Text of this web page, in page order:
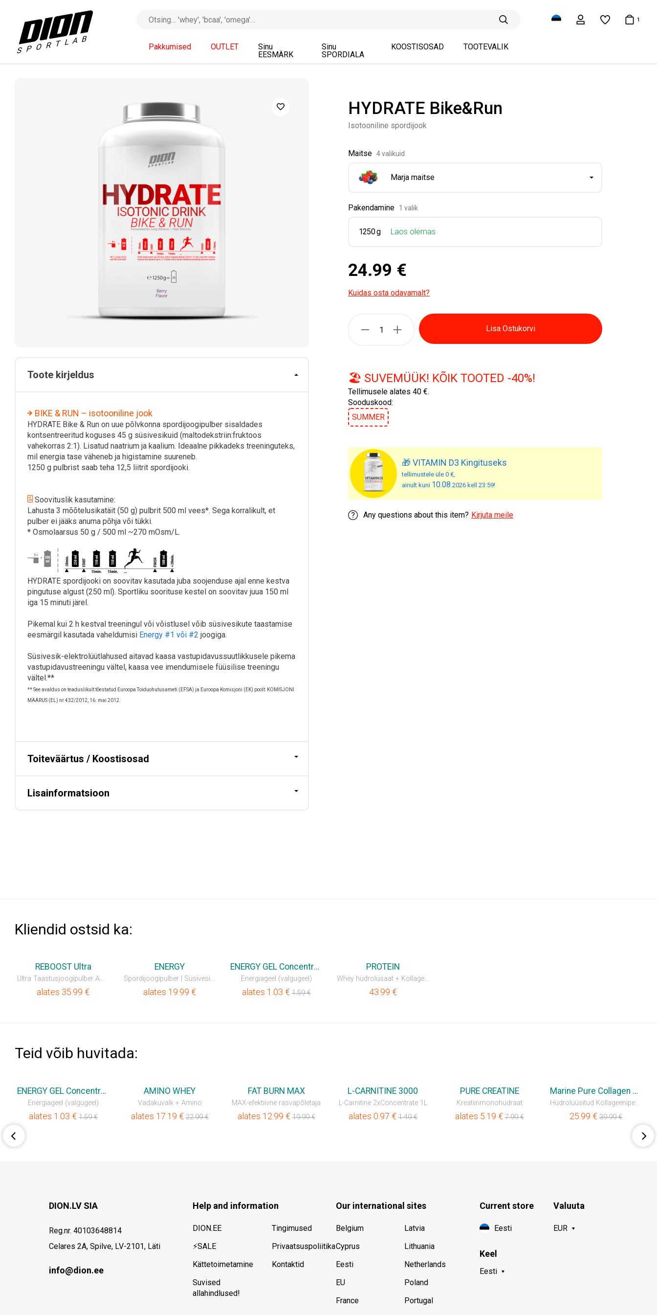
Pakkumised OUTLET
Sinu
EESMÄRK
Sinu
SPORDIALA
KOOSTISOSAD TOOTEVALIK
1
Toote kirjeldus
BIKE & RUN – isotooniline jook
HYDRATE Bike & Run on uue põlvkonna spordijoogipulber sisaldades
kontsentreeritud koguses 45 g süsivesikuid (maltodekstriin:fruktoos
vahekorras 2:1). Lisatud naatrium ja kaalium. Ideaalne pikkadeks treeninguteks,
mil energia tase väheneb ja higistamine suureneb.
1250 g pulbrist saab teha 12,5 liitrit spordijooki.
Soovituslik kasutamine:
Lahusta 3 mõõtelusikatäit (50 g) pulbrit 500 ml vees*. Sega korralikult, et
pulber ei jääks anuma põhja või tükki.
* Osmolaarsus 50 g / 500 ml ~270 mOsm/L.
HYDRATE spordijooki on soovitav kasutada juba soojenduse ajal enne kestva
pingutuse algust (250 ml). Sportliku soorituse kestel on soovitav juua 150 ml
iga 15 minuti järel.
Pikemal kui 2 h kestval treeningul või võistlusel võib süsivesikute taastamise
eesmärgil kasutada vaheldumisi Energy #1 või #2 joogiga.
Süsivesik-elektrolüütlahused aitavad kaasa vastupidavussuutlikkusele pikema
vastupidavustreeningu vältel, kaasa vee imendumisele füüsilise treeningu
vältel.**
** See avaldus on teaduslikult tõestatud Euroopa Toiduohutusameti (EFSA) ja Euroopa Komisjoni (EK) poolt: KOMISJONI
MÄÄRUS (EL) nr 432/2012, 16. mai 2012.
Toiteväärtus / Koostisosad
Lisainformatsioon
HYDRATE Bike&Run
Isotooniline spordijook
Maitse 4 valikuid
Marja maitse
Pakendamine 1 valik
1250 g Laos olemas
24.99 €
Kuidas osta odavamalt?
Lisa Ostukorvi
🏖️ SUVEMÜÜK! KÕIK TOOTED -40%!
Tellimusele alates 40 €.
Sooduskood:
SUMMER
🎁 VITAMIN D3 Kingituseks
tellimustele üle 0 €,
ainult kuni 10.08.2026 kell 23:59!
Any questions about this item? Kirjuta meile
Kliendid ostsid ka:
REBOOST Ultra
Ultra Taastusjoogipulber Aminohapetega
alates 35.99 €
ENERGY
Spordijoogipulber | Süsivesikute jook
alates 19.99 €
ENERGY GEL Concentrated
Energiageel (valgugeel)
alates 1.03 €1.59€
PROTEIN
Whey hüdrolüsaat + Kollageeni hüdrolüsaat 1:1
43.99 €
Teid võib huvitada:
ENERGY GEL Concentrated
Energiageel (valgugeel)
alates 1.03 €1.59€
AMINO WHEY
Vadakuvalk + Amino
alates 17.19 €22.99€
FAT BURN MAX
MAX-efektiivne rasvapõletaja
alates 12.99 €19.99€
L-CARNITINE 3000
L-Carnitine 2xConcentrate 1L
alates 0.97 €1.49€
PURE CREATINE
Kreatiinmonohüdraat
alates 5.19 €7.99€
Marine Pure Collagen Liquid
Hüdrolüüsitud Kollageenipeptiidid
25.99 € 39.99€
DION.LV SIA
Reg.nr. 40103648814
Celares 2A, Spilve, LV-2101, Läti
info@dion.ee
Help and information
DION.EE
⚡SALE
Kättetoimetamine
Suvised
allahindlused!
Tingimused
Privaatsuspoliitika
Kontaktid
Our international sites
Belgium
Cyprus
Eesti
EU
France
Latvia
Lithuania
Netherlands
Poland
Portugal
Current store
Eesti
Keel
Eesti
Valuuta
EUR